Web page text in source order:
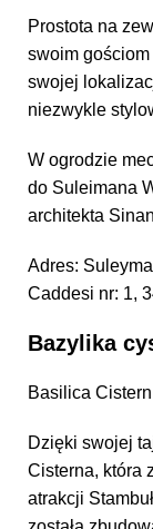
Prostota na
swoim gościom
swojej
niezwykle
W ogrodzie
do Suleimana
architekta
Adres:
Caddesi nr: 1,
Bazylika
Basilica
Dzięki swojej
Cisterna, która
atrakcji